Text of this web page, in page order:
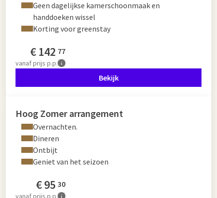
Geen dagelijkse kamerschoonmaak en
handdoeken wissel
Korting voor greenstay
€142 77
vanafprijs p.p.
Bekijk
Hoog Zomer arrangement
Overnachten.
Dineren
Ontbijt
Geniet van het seizoen
€95 30
vanafprijs p.p.